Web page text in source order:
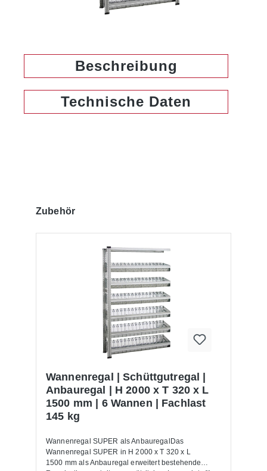
Beschreibung
Technische Daten
Produktgalerie überspringen
Zubehör
Wannenregal | Schüttgutregal |
Anbauregal | H 2000 x T 320 x L
1500 mm | 6 Wannen | Fachlast
145 kg
Wannenregal SUPER als AnbauregalDas
Wannenregal SUPER in H 2000 x T 320 x L
1500 mm als Anbauregal erweitert bestehende